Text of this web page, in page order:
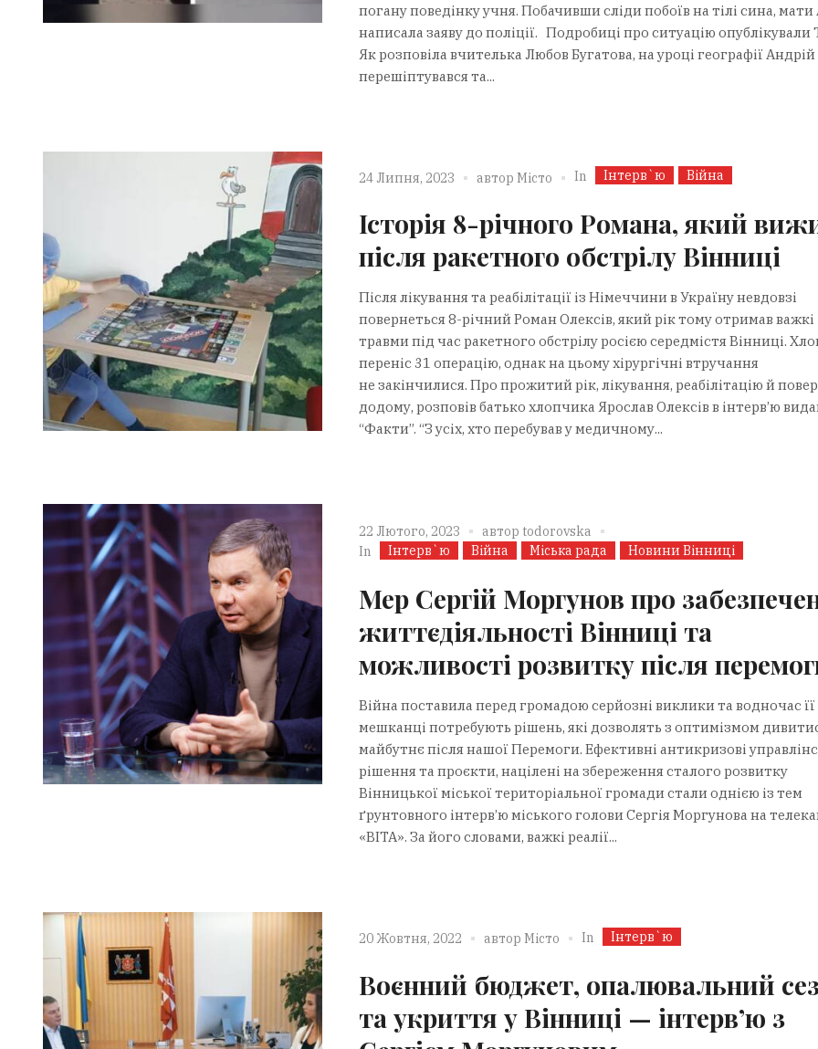
погану поведінку учня. Побачивши сліди побоїв на тілі сина, мати
написала заяву до поліції. Подробиці про ситуацію опублікували
Як розповіла вчителька Любов Бугатова, на уроці географії Андрій
перешіптувався та...
24 Липня, 2023 автор Місто In Інтерв`ю Війна
Історія 8-річного Романа, який
після ракетного обстрілу Вінниці
Після лікування та реабілітації із Німеччини в Україну невдовзі
повернеться 8-річний Роман Олексів, який рік тому отримав важкі
травми під час ракетного обстрілу росією середмістя Вінниці.
переніс 31 операцію, однак на цьому хірургічні втручання
не закінчилися. Про прожитий рік, лікування, реабілітацію й
додому, розповів батько хлопчика Ярослав Олексів в інтерв’ю
“Факти”. “З усіх, хто перебував у медичному...
22 Лютого, 2023 автор todorovska
In
Інтерв`ю Війна Міська рада Новини Вінниці
Мер Сергій Моргунов про
життєдіяльності Вінниці та
можливості розвитку після
Війна поставила перед громадою серйозні виклики та водночас її
мешканці потребують рішень, які дозволять з оптимізмом
майбутнє після нашої Перемоги. Ефективні антикризові
рішення та проєкти, націлені на збереження сталого розвитку
Вінницької міської територіальної громади стали однією із тем
ґрунтовного інтерв’ю міського голови Сергія Моргунова на
«ВІТА». За його словами, важкі реалії...
20 Жовтня, 2022 автор Місто In Інтерв`ю
Воєнний бюджет, опалювальний
та укриття у Вінниці — інтерв’ю з